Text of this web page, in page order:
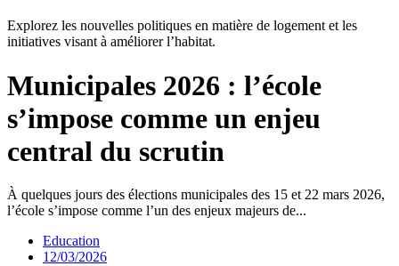
Explorez les nouvelles politiques en matière de logement et les
initiatives visant à améliorer l’habitat.
Municipales 2026 : l’école
s’impose comme un enjeu
central du scrutin
À quelques jours des élections municipales des 15 et 22 mars 2026,
l’école s’impose comme l’un des enjeux majeurs de...
Education
12/03/2026